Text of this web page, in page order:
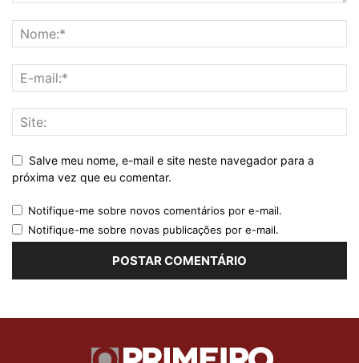
Salve meu nome, e-mail e site neste navegador para a
próxima vez que eu comentar.
Notifique-me sobre novos comentários por e-mail.
Notifique-me sobre novas publicações por e-mail.